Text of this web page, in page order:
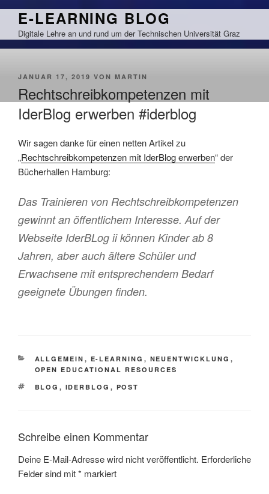
Zum
springen
E-LEARNING BLOG
Digitale Lehre an und rund um der Technischen Universität Graz
VERÖFFENTLICHT
JANUAR 17, 2019 VON MARTIN
Rechtschreibkompetenzen mit
IderBlog erwerben #iderblog
Wir sagen danke für einen netten Artikel zu
„Rechtschreibkompetenzen mit IderBlog erwerben“ der
Bücherhallen Hamburg:
Das Trainieren von Rechtschreibkompetenzen
gewinnt an öffentlichem Interesse. Auf der
Webseite IderBLog ii können Kinder ab 8
Jahren, aber auch ältere Schüler und
Erwachsene mit entsprechendem Bedarf
geeignete Übungen finden.
KATEGORIEN
ALLGEMEIN , E-LEARNING , NEUENTWICKLUNG ,
OPEN EDUCATIONAL RESOURCES
SCHLAGWÖRTER
BLOG , IDERBLOG , POST
Schreibe einen Kommentar
Deine E-Mail-Adresse wird nicht veröffentlicht. Erforderliche
Felder sind mit* markiert